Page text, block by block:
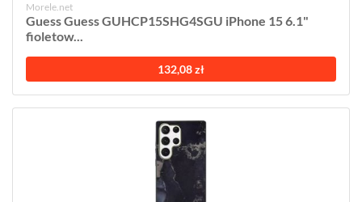
Morele.net
Guess Guess GUHCP15SHG4SGU iPhone 15 6.1"
fioletow...
132,08 zł